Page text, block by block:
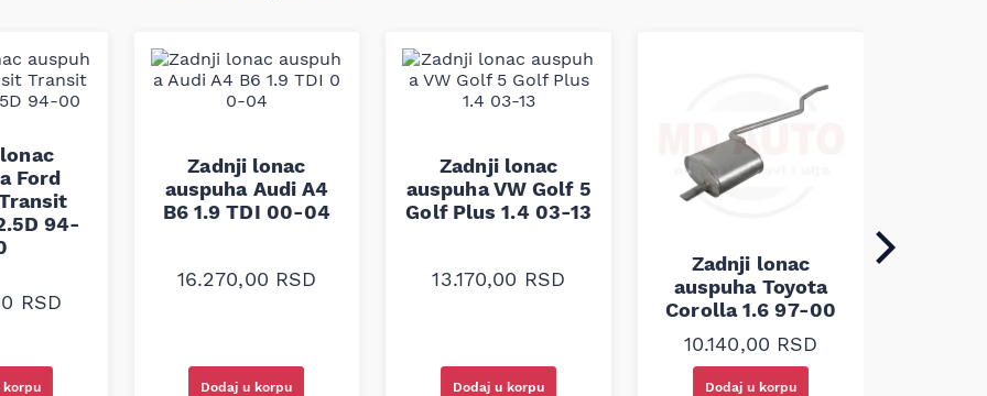
dimenzije i oblik ove
delom na vozilu
ugradnju.
Ford
94-
RSD
korpu
Zadnji lonac
auspuha Audi A4
B6 1.9 TDI 00-04
16.270,00 RSD
Dodaj u korpu
Zadnji lonac
auspuha VW Golf 5
Golf Plus 1.4 03-13
13.170,00 RSD
Dodaj u korpu
Zadnji lonac
auspuha Toyota
Corolla 1.6 97-00
10.140,00 RSD
Dodaj u korpu